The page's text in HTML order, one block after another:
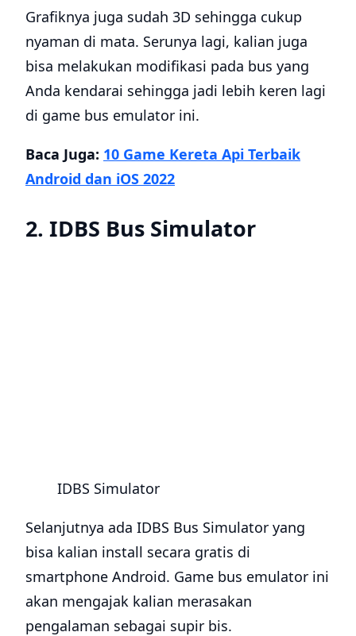
Grafiknya juga sudah 3D sehingga cukup
nyaman di mata. Serunya lagi, kalian juga
bisa melakukan modifikasi pada bus yang
Anda kendarai sehingga jadi lebih keren lagi
di game bus emulator ini.
Baca Juga: 10 Game Kereta Api Terbaik
Android dan iOS 2022
2. IDBS Bus Simulator
IDBS Simulator
Selanjutnya ada IDBS Bus Simulator yang
bisa kalian install secara gratis di
smartphone Android. Game bus emulator ini
akan mengajak kalian merasakan
pengalaman sebagai supir bis.